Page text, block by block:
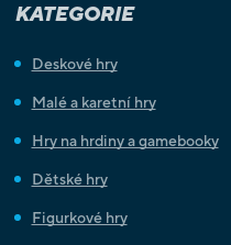
KATEGORIE
Deskové hry
Malé a karetní hry
Hry na hrdiny a gamebooky
Dětské hry
Figurkové hry